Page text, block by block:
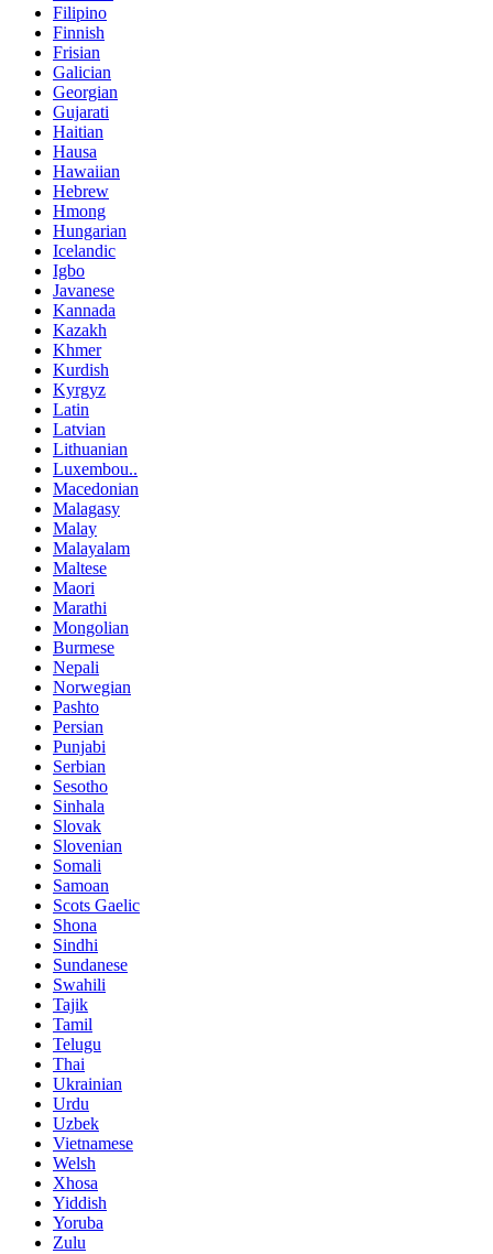
Filipino
Finnish
Frisian
Galician
Georgian
Gujarati
Haitian
Hausa
Hawaiian
Hebrew
Hmong
Hungarian
Icelandic
Igbo
Javanese
Kannada
Kazakh
Khmer
Kurdish
Kyrgyz
Latin
Latvian
Lithuanian
Luxembou..
Macedonian
Malagasy
Malay
Malayalam
Maltese
Maori
Marathi
Mongolian
Burmese
Nepali
Norwegian
Pashto
Persian
Punjabi
Serbian
Sesotho
Sinhala
Slovak
Slovenian
Somali
Samoan
Scots Gaelic
Shona
Sindhi
Sundanese
Swahili
Tajik
Tamil
Telugu
Thai
Ukrainian
Urdu
Uzbek
Vietnamese
Welsh
Xhosa
Yiddish
Yoruba
Zulu